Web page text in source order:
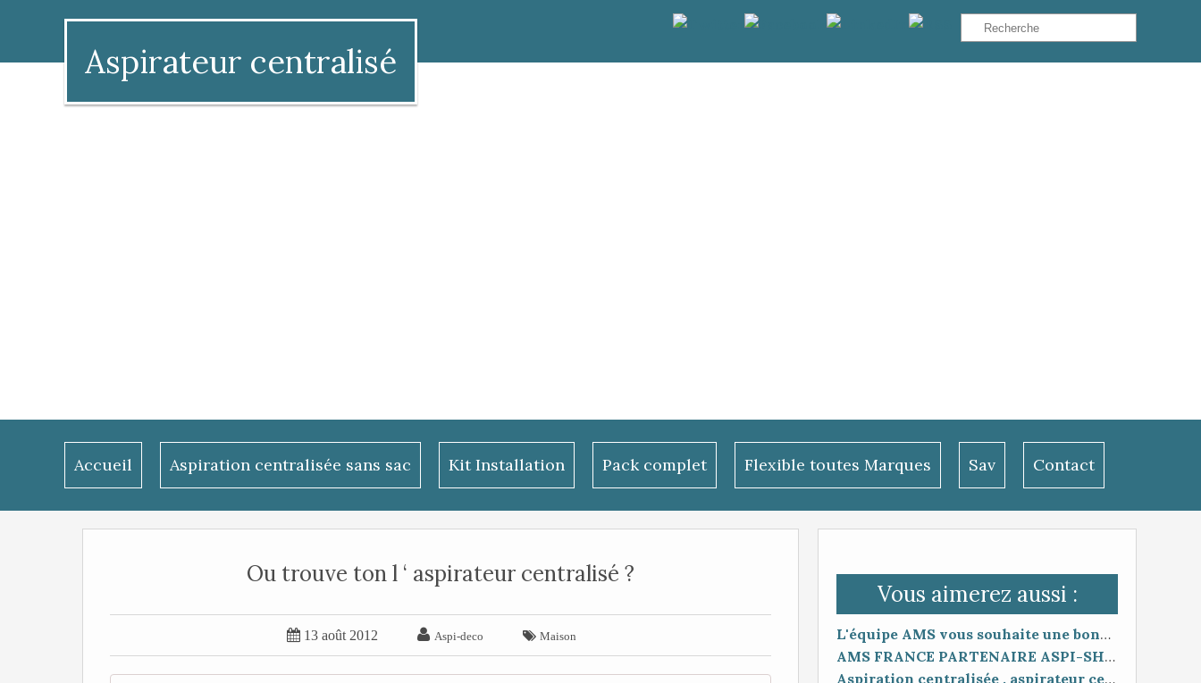
Aspirateur centralisé
Accueil Aspiration centralisée sans sac Kit Installation Pack complet Flexible toutes Marques Sav Contact
Vous aimerez aussi :
L'équipe AMS vous souhaite une bonne année 🙂
AMS FRANCE PARTENAIRE ASPI-SHOP
Aspiration centralisée , aspirateur centralisé installation, Aspiration France Ams
Ou trouve ton l ‘ aspirateur centralisé ?
 13 août 2012  Aspi-deco  Maison